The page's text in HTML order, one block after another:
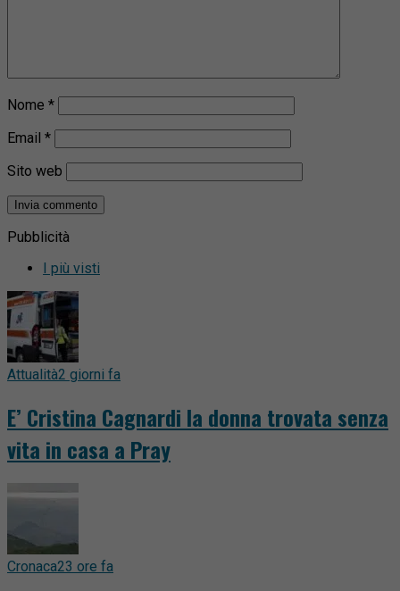
Nome *
Email *
Sito web
Pubblicità
I più visti
Attualità2 giorni fa
E’ Cristina Cagnardi la donna trovata senza
vita in casa a Pray
Cronaca23 ore fa